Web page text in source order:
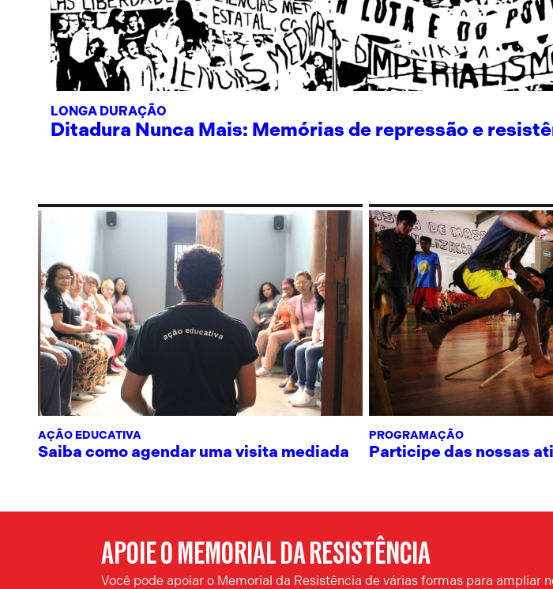
LONGA DURAÇÃO
Ditadura Nunca Mais: Memórias de repressão e
AÇÃO EDUCATIVA
Saiba como agendar uma visita mediada
PROGRAMAÇÃO
Participe das nossas
APOIE O MEMORIAL DA RESISTÊNCIA
Você pode apoiar o Memorial da Resistência de várias formas para ampliar